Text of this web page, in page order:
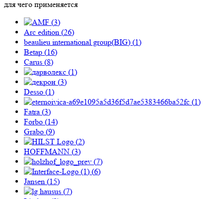
для чего применяется
(3)
Arc edition (26)
beaulieu international group(BIG) (1)
Betap (16)
Carus (8)
(1)
(3)
Desso (1)
(1)
Fatra (3)
Forbo (14)
Grabo (9)
(2)
HOFFMANN (3)
(7)
(6)
Jansen (15)
(7)